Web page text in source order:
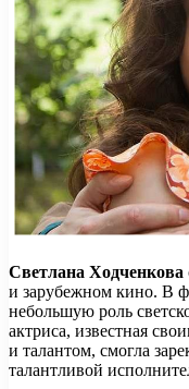
Светлана Ходченкова
и зарубежном кино. В
небольшую роль
актриса, известная
и талантом, смогла
талантливой